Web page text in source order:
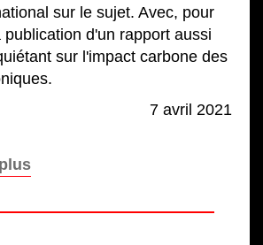
sur le sujet. Avec, pour
publication d'un rapport aussi
sur l'impact carbone des
7 avril 2021